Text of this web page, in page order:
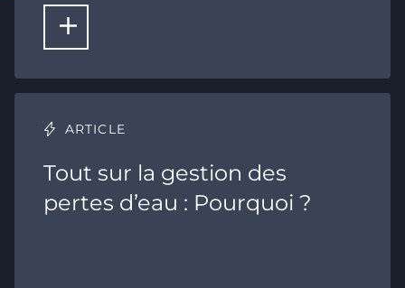
LIRE LA SUITE
ARTICLE
Tout sur la gestion des
pertes d’eau : Pourquoi ?